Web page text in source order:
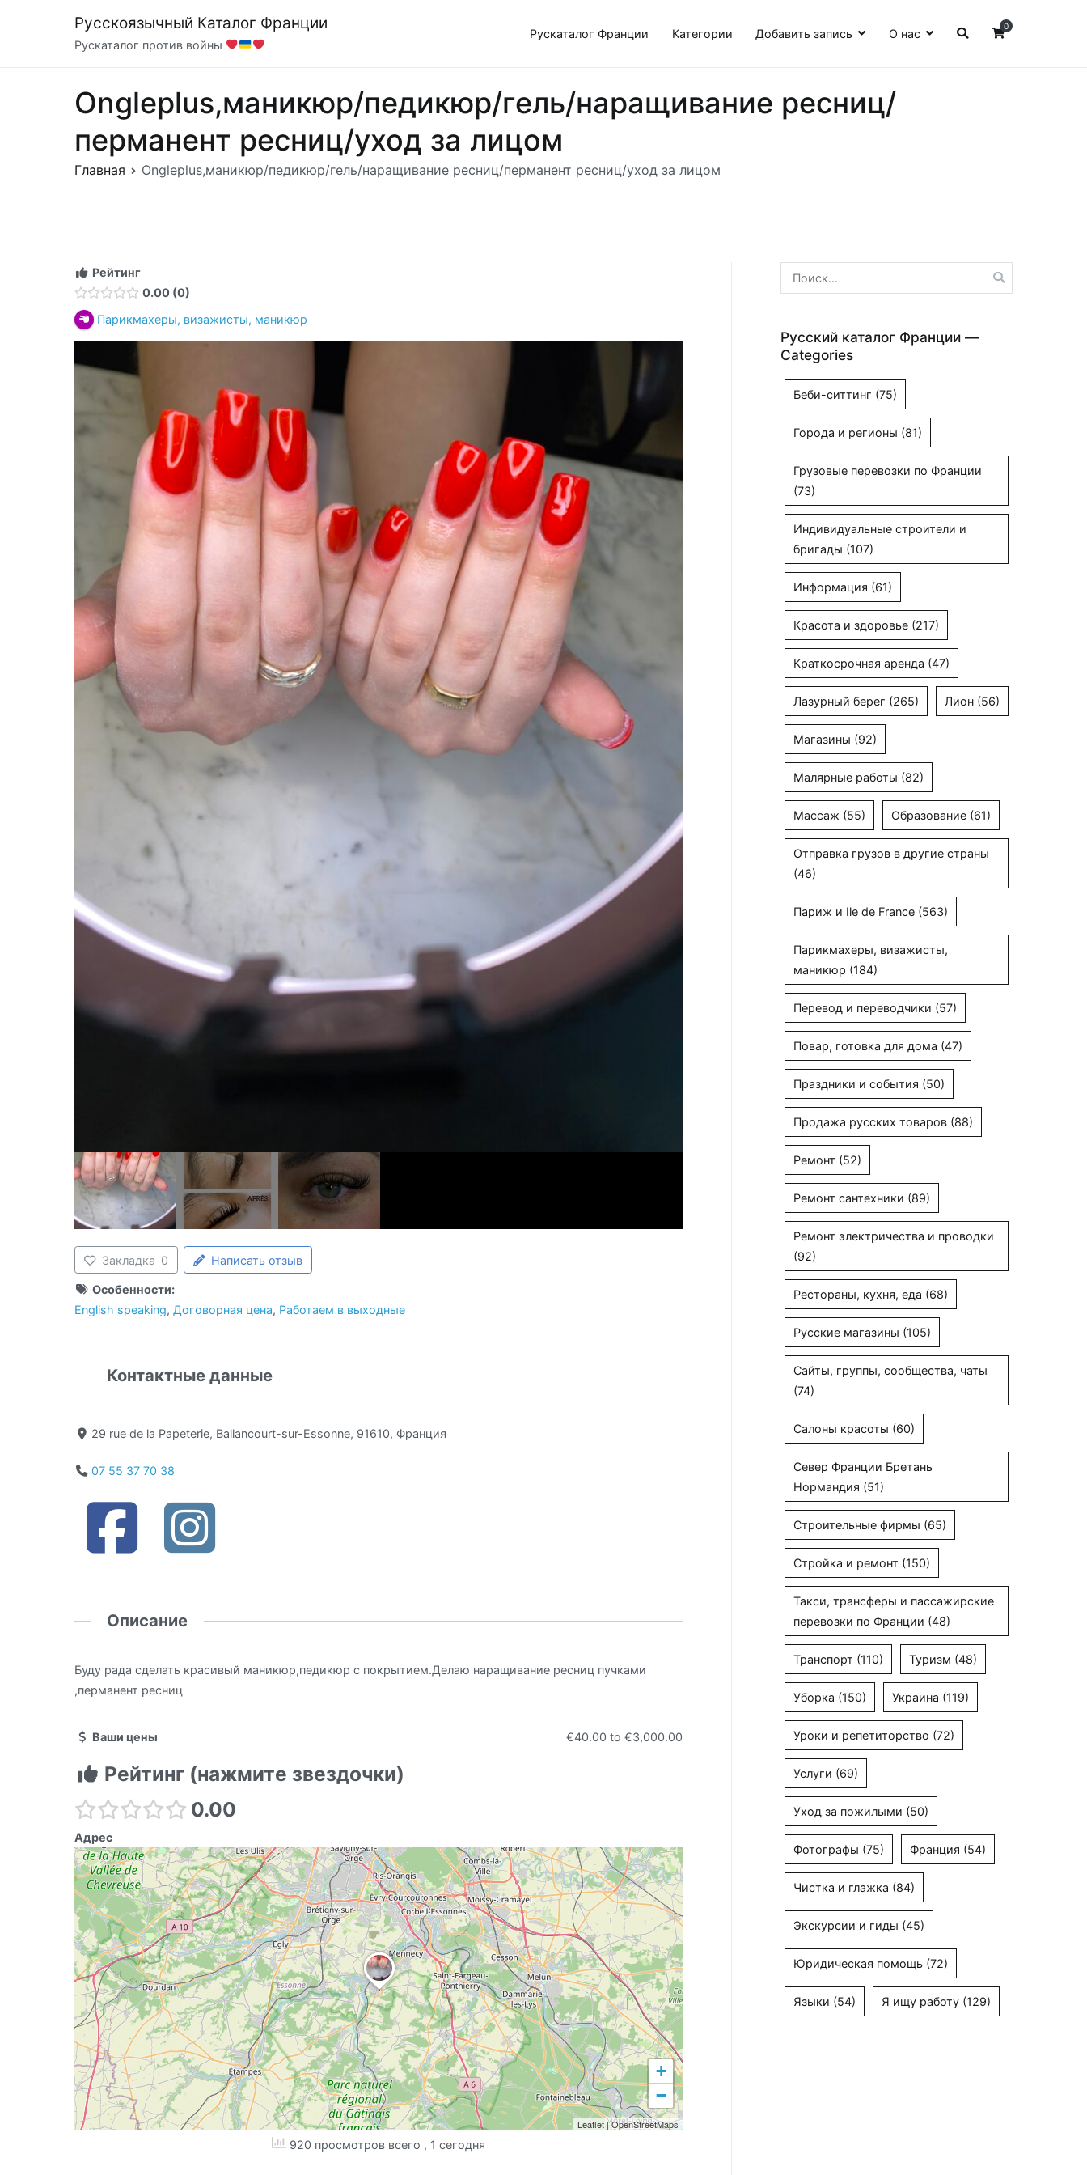
содержимому
Русскоязычный Каталог Франции
Рускаталог против войны
Рускаталог Франции Категории Добавить запись О нас
0
Ongleplus,маникюр/педикюр/гель/наращивание ресниц/
перманент ресниц/уход за лицом
Главная Ongleplus,маникюр/педикюр/гель/наращивание ресниц/перманент ресниц/уход за лицом
Рейтинг
0.00 0
Парикмахеры, визажисты, маникюр
Закладка 0 Написать отзыв
Особенности:
English speaking, Договорная цена, Работаем в выходные
Контактные данные
29 rue de la Papeterie, Ballancourt-sur-Essonne, 91610, Франция
07 55 37 70 38
Описание
Буду рада сделать красивый маникюр,педикюр с покрытием.Делаю наращивание ресниц пучками
,перманент ресниц
Ваши цены €40.00 to €3,000.00
Рейтинг (нажмите звездочки)
0.00
Адрес
+
−
Leaflet|OpenStreetMaps
920 просмотров всего , 1 сегодня
Найти:
Русский каталог Франции —
Categories
Беби-ситтинг (75)
Города и регионы (81)
Грузовые перевозки по Франции
(73)
Индивидуальные строители и
бригады (107)
Информация (61)
Красота и здоровье (217)
Краткосрочная аренда (47)
Лазурный берег (265) Лион (56)
Магазины (92)
Малярные работы (82)
Массаж (55) Образование (61)
Отправка грузов в другие страны
(46)
Париж и Ile de France (563)
Парикмахеры, визажисты,
маникюр (184)
Перевод и переводчики (57)
Повар, готовка для дома (47)
Праздники и события (50)
Продажа русских товаров (88)
Ремонт (52)
Ремонт сантехники (89)
Ремонт электричества и проводки
(92)
Рестораны, кухня, еда (68)
Русские магазины (105)
Сайты, группы, сообщества, чаты
(74)
Салоны красоты (60)
Север Франции Бретань
Нормандия (51)
Строительные фирмы (65)
Стройка и ремонт (150)
Такси, трансферы и пассажирские
перевозки по Франции (48)
Транспорт (110) Туризм (48)
Уборка (150) Украина (119)
Уроки и репетиторство (72)
Услуги (69)
Уход за пожилыми (50)
Фотографы (75) Франция (54)
Чистка и глажка (84)
Экскурсии и гиды (45)
Юридическая помощь (72)
Языки (54) Я ищу работу (129)